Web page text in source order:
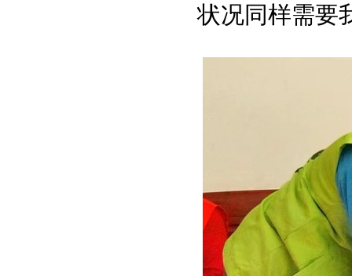
状况同样需要